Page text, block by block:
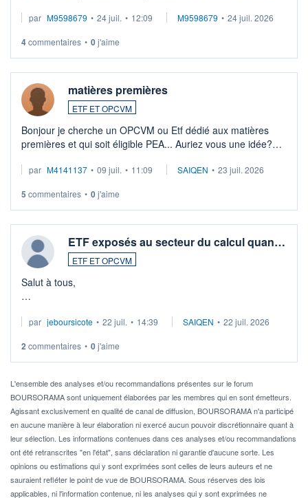
veux procéder à la vente, on me signale ...
par M9598679 • 24 juil. • 12:09 M9598679 • 24 juil. 2026
4commentaires • 0j'aime
matières premières
ETF ET OPCVM
Bonjour je cherche un OPCVM ou Etf dédié aux matières
premières et qui soit éligible PEA... Auriez vous une idée?
par M4141137 • 09 juil. • 11:09 SAIQEN • 23 juil. 2026
5 commentaires • 0j'aime
ETF exposés au secteur du calcul quan…
ETF ET OPCVM
Salut à tous,
via un ETF plutôt que des actions individuelles.
Idéalement, je voudrais qu'il soit éligible au PEA.
Pour l' ...
par jeboursicote • 22 juil. • 14:39 SAIQEN • 22 juil. 2026
2 commentaires • 0j'aime
L'ensemble des analyses et/ou recommandations présentes sur le forum
BOURSORAMA sont uniquement élaborées par les membres qui en sont émetteurs.
Agissant exclusivement en qualité de canal de diffusion, BOURSORAMA n'a participé
en aucune manière à leur élaboration ni exercé aucun pouvoir discrétionnaire quant à
leur sélection. Les informations contenues dans ces analyses et/ou recommandations
ont été retranscrites "en l'état", sans déclaration ni garantie d'aucune sorte. Les
opinions ou estimations qui y sont exprimées sont celles de leurs auteurs et ne
sauraient refléter le point de vue de BOURSORAMA. Sous réserves des lois
applicables, ni l'information contenue, ni les analyses qui y sont exprimées ne